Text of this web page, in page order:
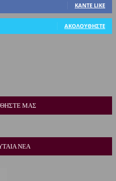
ΚΆΝΤΕ LIKE
ΑΚΟΛΟΥΘΉΣΤΕ
ΜΑΣ
ΝΕΑ